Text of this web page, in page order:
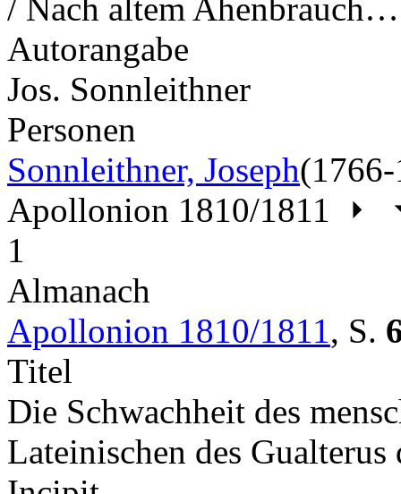
/ Nach altem Ahenbrauch…
Autorangabe
Jos. Sonnleithner
Personen
Sonnleithner, Joseph
Apollonion 1810/1811
1
Almanach
Apollonion 1810/1811 , S.
Titel
Die Schwachheit des
Lateinischen des Gualterus